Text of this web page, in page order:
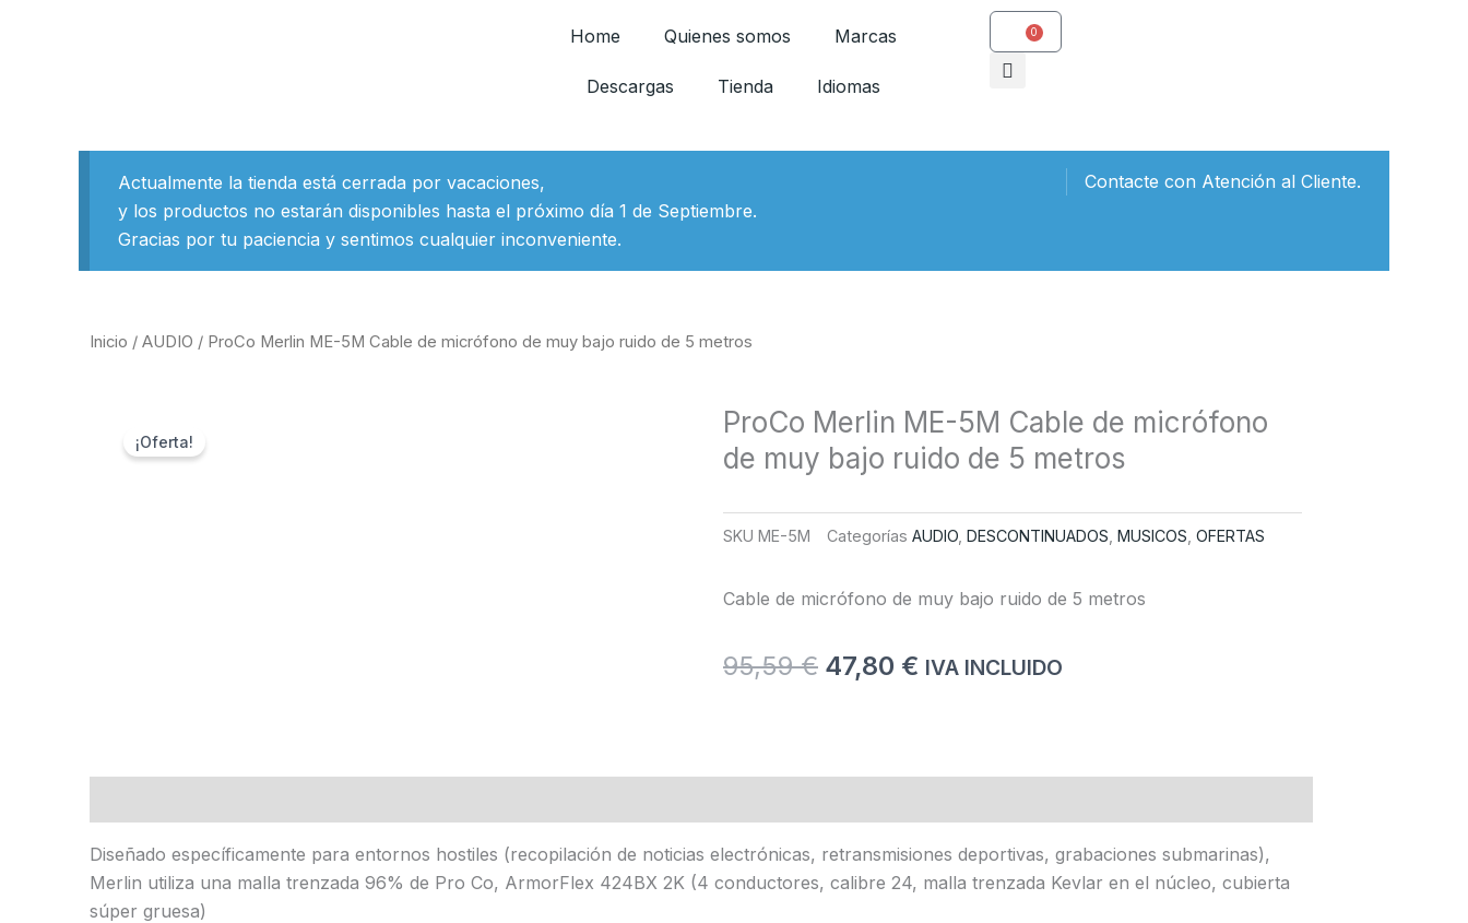
Home Quienes somos Marcas
Descargas Tienda Idiomas
0
Carrito
Contacte con Atención al Cliente.
Actualmente la tienda está cerrada por vacaciones,
y los productos no estarán disponibles hasta el próximo día 1 de Septiembre.
Gracias por tu paciencia y sentimos cualquier inconveniente.
Inicio / AUDIO / ProCo Merlin ME-5M Cable de micrófono de muy bajo ruido de 5 metros
¡Oferta!
ProCo Merlin ME-5M Cable de micrófono
de muy bajo ruido de 5 metros
SKU ME-5M Categorías AUDIO DESCONTINUADOS MUSICOS OFERTAS
Cable de micrófono de muy bajo ruido de 5 metros
95,59€ El
95,59 €.
47,80 € El
47,80 €.
IVA INCLUIDO
Diseñado específicamente para entornos hostiles (recopilación de noticias electrónicas, retransmisiones deportivas, grabaciones submarinas),
Merlin utiliza una malla trenzada 96% de Pro Co, ArmorFlex 424BX 2K (4 conductores, calibre 24, malla trenzada Kevlar en el núcleo, cubierta
súper gruesa)